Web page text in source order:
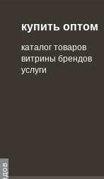
купить оптом
каталог товаров
витрины брендов
услуги